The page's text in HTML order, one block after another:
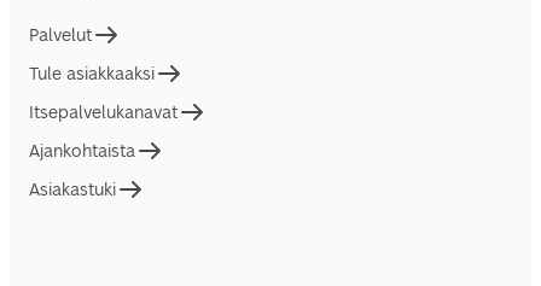
Palvelut
Tule asiakkaaksi
Itsepalvelukanavat
Ajankohtaista
Asiakastuki